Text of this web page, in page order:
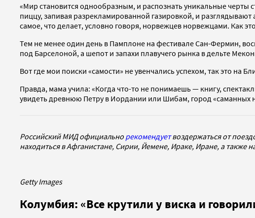
«Мир становится однообразным, и распознать уникальные
пиццу, запивая разрекламированной газировкой, и
самое, что делает, условно говоря, норвежцев норвежцами. Как
Тем не менее один день в Памплоне на фестивале Сан-Фермин,
под Барселоной, а шепот и запахи плавучего рынка в дельте
Вот где мои поиски «самости» не увенчались успехом, так это
Правда, мама учила: «Когда что-то не понимаешь — книгу,
увидеть древнюю Петру в Иордании или Шибам, город «саманных
Российский МИД официально рекомендуетвоздержаться от
находиться в Афганистане, Сирии, Йемене, Ираке, Иране, а также
Getty Images
Колумбия: «Все крутили у виска и